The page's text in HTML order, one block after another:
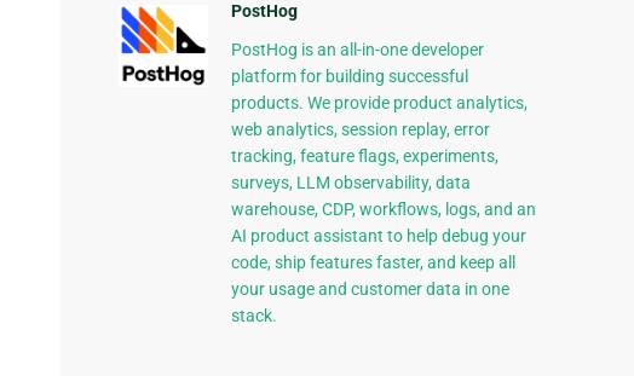
PostHog
PostHog is an all-in-one developer
platform for building successful
products. We provide product analytics,
web analytics, session replay, error
tracking, feature flags, experiments,
surveys, LLM observability, data
warehouse, CDP, workflows, logs, and an
AI product assistant to help debug your
code, ship features faster, and keep all
your usage and customer data in one
stack.